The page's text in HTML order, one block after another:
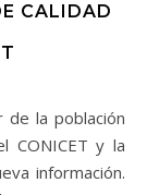
CALIDAD
CONICET y la
información.